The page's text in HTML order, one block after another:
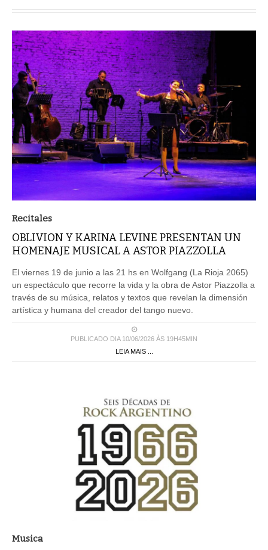
Recitales
OBLIVION Y KARINA LEVINE PRESENTAN UN
HOMENAJE MUSICAL A ASTOR PIAZZOLLA
El viernes 19 de junio a las 21 hs en Wolfgang (La Rioja 2065)
un espectáculo que recorre la vida y la obra de Astor Piazzolla a
través de su música, relatos y textos que revelan la dimensión
artística y humana del creador del tango nuevo.
PUBLICADO DIA 10/06/2026 ÀS 19H45MIN
LEIA MAIS ...
Musica